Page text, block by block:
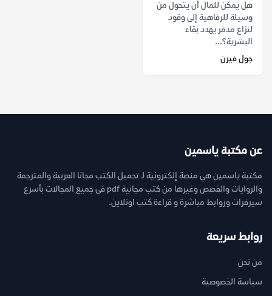
هل يمكن للمال أن يتحول من
وسيلة للرفاهية إلى وقود
لنزاع مدمر يهدد بقاء
البشرية؟...
جول فيرن
عن مكتبة ياسمين
مكتبة ياسمين هي منصة إلكترونية لـ تحميل الكتب مجانا العربية والمترجمة
والروايات والقصص وغيرها من كتب مجانية pdf فى جميع المجالات بأسرع
سيرفرات وروابط مباشرة و قراءة كتب اونلاين.
روابط سريعة
من نحن
سياسة الخصوصية